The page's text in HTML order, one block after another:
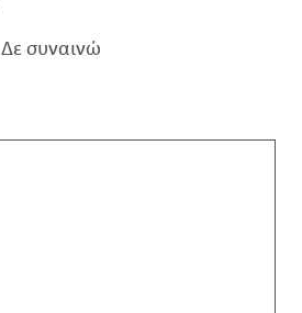
Δε συναινώ